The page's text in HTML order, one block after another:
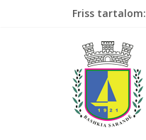
Friss tartalom: